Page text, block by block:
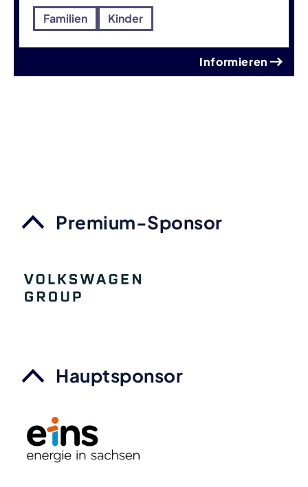
Familien Kinder
Informieren
Premium-Sponsor
Hauptsponsor